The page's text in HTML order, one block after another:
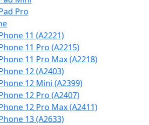
Pro
11 (A2221)
11 Pro (A2215)
11 Pro Max (A2218)
12 (A2403)
12 Mini (A2399)
12 Pro (A2407)
12 Pro Max (A2411)
13 (A2633)